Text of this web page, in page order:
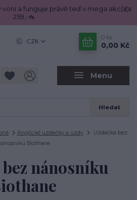
a funguje právě teď v mega akci za
259,-🦟
Menu
CZK
Hledat
0 ks
0,00 Kč
Anglické uzdečky a uzdy
Uzdečka bez
Biothane
nánosníku